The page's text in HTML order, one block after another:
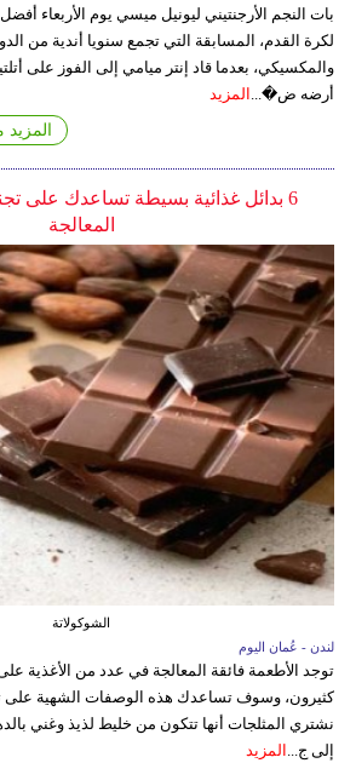
بات النجم الأرجنتيني ليونيل ميسي يوم الأربعاء
لكرة القدم، المسابقة التي تجمع سنويا أندية من
أرضه ض�... المزيد
6 بدائل غذائية بسيطة تساعدك على
المعالجة
الشوكولاتة
لندن - عُمان اليوم
توجد الأطعمة فائقة المعالجة في عدد من الأغذية
كثيرون، وسوف تساعدك هذه الوصفات الشهية على
نشتري المثلجات أنها تتكون من خليط لذيذ وغني
إلى ج...
المزيد